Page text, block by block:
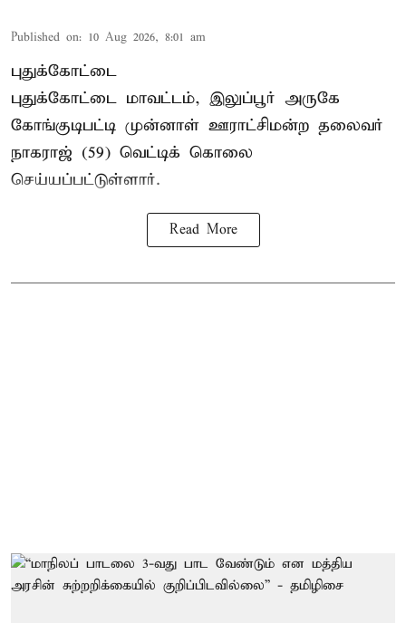
Published on: 10 Aug 2026, 8:01 am
புதுக்கோட்டை
புதுக்கோட்டை மாவட்டம், இலுப்பூர் அருகே
கோங்குடிபட்டி முன்னாள் ஊராட்சிமன்ற தலைவர்
நாகராஜ் (59) வெட்டிக் கொலை
செய்யப்பட்டுள்ளார்.
Read More